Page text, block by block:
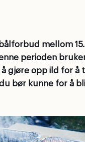
mellom 15.
perioden
gjøre opp ild for å
bør kunne for å